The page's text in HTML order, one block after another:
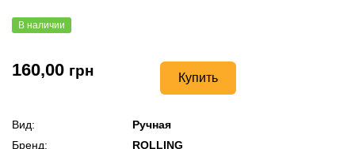
В наличии
160,00 грн Купить
Вид:
Ручная
Бренд:
ROLLING